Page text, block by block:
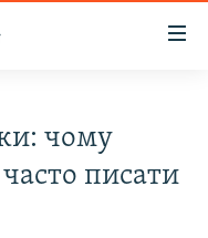
чому
писати